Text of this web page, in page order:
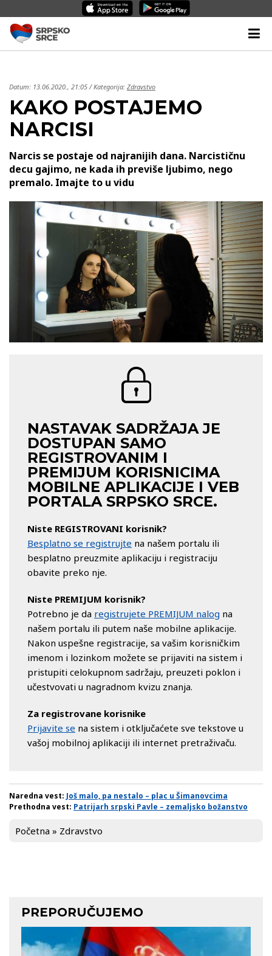
Datum: 13.06.2020., 21:05/ Kategorija: Zdravstvo
KAKO POSTAJEMO
NARCISI
Narcis se postaje od najranijih dana. Narcističnu
decu gajimo, ne kada ih previše ljubimo, nego
premalo. Imajte to u vidu
NASTAVAK SADRŽAJA JE
DOSTUPAN SAMO
REGISTROVANIM I
PREMIJUM KORISNICIMA
MOBILNE APLIKACIJE I VEB
PORTALA SRPSKO SRCE.
Niste REGISTROVANI korisnik?
Besplatno se registrujte na našem portalu ili
besplatno preuzmite aplikaciju i registraciju
obavite preko nje.
Niste PREMIJUM korisnik?
Potrebno je da registrujete PREMIJUM nalog na
našem portalu ili putem naše mobilne aplikacije.
Nakon uspešne registracije, sa vašim korisničkim
imenom i lozinkom možete se prijaviti na sistem i
pristupiti celokupnom sadržaju, preuzeti poklon i
učestvovati u nagradnom kvizu znanja.
Za registrovane korisnike
Prijavite se na sistem i otključaćete sve tekstove u
vašoj mobilnoj aplikaciji ili internet pretraživaču.
Naredna vest: Još malo, pa nestalo – plac u Šimanovcima
Prethodna vest: Patrijarh srpski Pavle – zemaljsko božanstvo
Početna » Zdravstvo
PREPORUČUJEMO